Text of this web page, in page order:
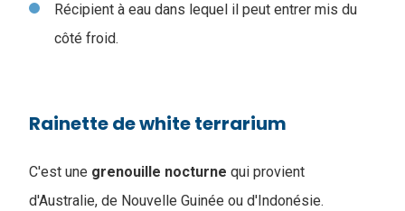
Récipient à eau dans lequel il peut entrer mis du
côté froid.
Rainette de white terrarium
C'est une grenouille nocturne qui provient
d'Australie, de Nouvelle Guinée ou d'Indonésie.